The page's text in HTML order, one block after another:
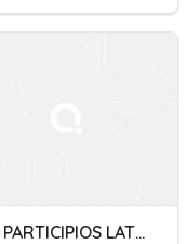
LOS PARTICIPIOS LATÍN